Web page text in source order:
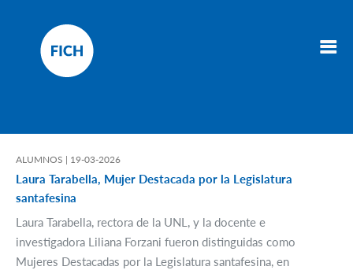
ALUMNOS | 19-03-2026
Laura Tarabella, Mujer Destacada por la Legislatura
santafesina
Laura Tarabella, rectora de la UNL, y la docente e
investigadora Liliana Forzani fueron distinguidas como
Mujeres Destacadas por la Legislatura santafesina, en